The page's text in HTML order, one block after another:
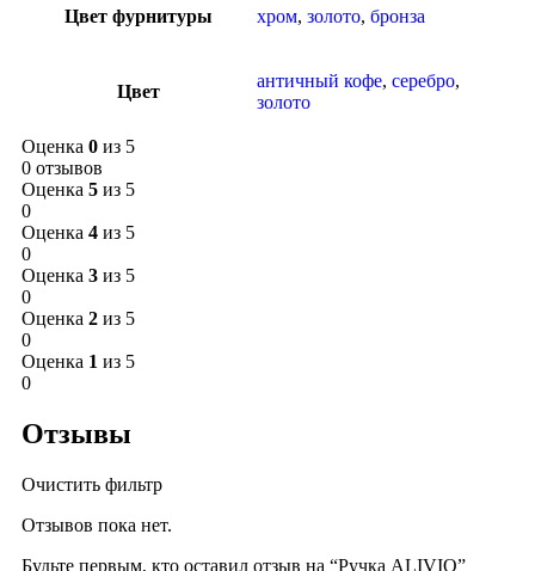
Цвет фурнитуры хром, золото, бронза
Цвет
античный кофе, серебро,
золото
Оценка 0 из 5
0 отзывов
Оценка 5 из 5
0
Оценка 4 из 5
0
Оценка 3 из 5
0
Оценка 2 из 5
0
Оценка 1 из 5
0
Отзывы
Очистить фильтр
Отзывов пока нет.
Будьте первым, кто оставил отзыв на “Ручка ALIVIO”